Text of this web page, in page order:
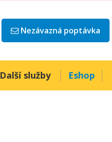
Nezávazná poptávka
Další služby Eshop